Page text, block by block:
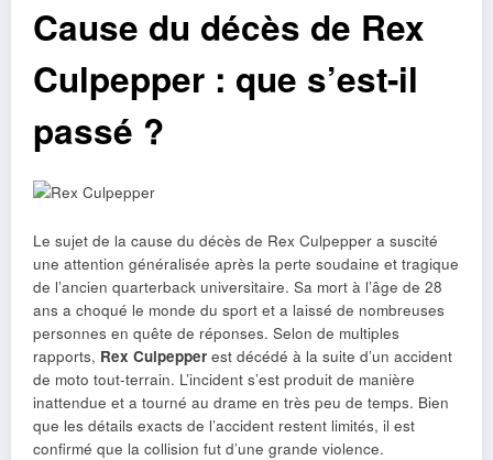
Cause du décès de Rex
Culpepper : que s’est-il
passé ?
Le sujet de la cause du décès de Rex Culpepper a suscité
une attention généralisée après la perte soudaine et tragique
de l’ancien quarterback universitaire. Sa mort à l’âge de 28
ans a choqué le monde du sport et a laissé de nombreuses
personnes en quête de réponses. Selon de multiples
rapports, Rex Culpepper est décédé à la suite d’un accident
de moto tout-terrain. L’incident s’est produit de manière
inattendue et a tourné au drame en très peu de temps. Bien
que les détails exacts de l’accident restent limités, il est
confirmé que la collision fut d’une grande violence.